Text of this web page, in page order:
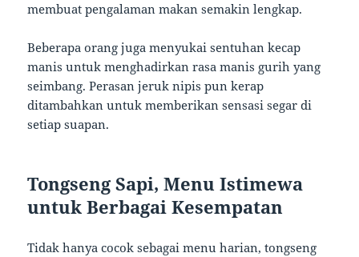
membuat pengalaman makan semakin lengkap.
Beberapa orang juga menyukai sentuhan kecap
manis untuk menghadirkan rasa manis gurih yang
seimbang. Perasan jeruk nipis pun kerap
ditambahkan untuk memberikan sensasi segar di
setiap suapan.
Tongseng Sapi, Menu Istimewa
untuk Berbagai Kesempatan
Tidak hanya cocok sebagai menu harian, tongseng